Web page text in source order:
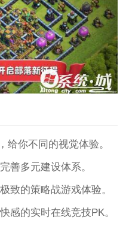
给你不同的视觉体验。
善多元建设体系。
致的策略战游戏体验。
感的实时在线竞技PK。